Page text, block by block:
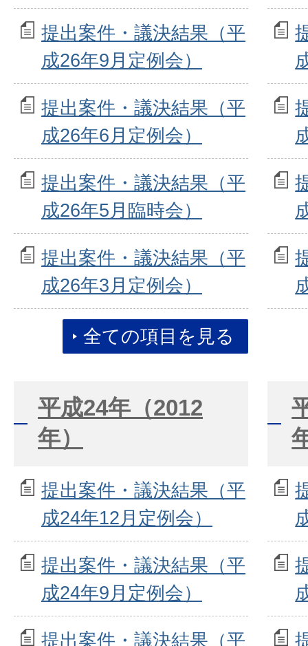
提出案件・議決結果（平
成26年9月定例会）
提出案件・議決結果（平
成26年6月定例会）
提出案件・議決結果（平
成26年5月臨時会）
提出案件・議決結果（平
成26年3月定例会）
全ての項目を見る
平成24年（2012
年）
提出案件・議決結果（平
成24年12月定例会）
提出案件・議決結果（平
成24年9月定例会）
提出案件・議決結果（平